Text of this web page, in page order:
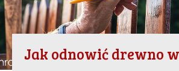
Jak odnowić drewno